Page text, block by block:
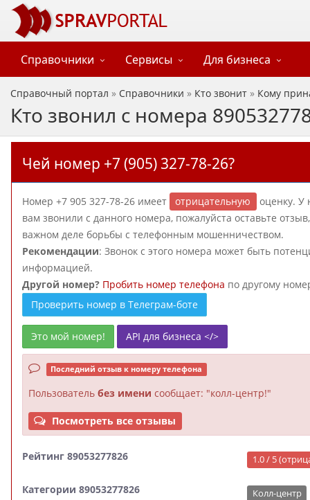
Справочники Сервисы Для бизнеса
Справочный портал » Справочники » Кто звонит » Кому
Кто звонил с номера
Чей номер +7 (905) 327-78-26?
Номер +7 905 327-78-26 имеет отрицательную
оценку. У
вам звонили с данного номера, пожалуйста оставьте
важном деле борьбы с телефонным мошенничеством.
Рекомендации: Звонок с этого номера может быть
информацией.
Другой номер? Пробить номер телефона по другому
Проверить номер в Телеграм-боте
Это мой номер! API для бизнеса </>
Последний отзыв к номеру телефона
Пользователь без имени сообщает: "колл-центр!"
Посмотреть все отзывы
Рейтинг 89053277826 1.0 / 5
Категории 89053277826 Колл-центр